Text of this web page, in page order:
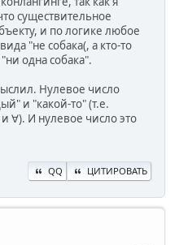
существительное
и по логике любое
"не собака(, а кто-то
одна собака".
Нулевое число
и "какой-то" (т.е.
∀). И нулевое число это
QQ ЦИТИРОВАТЬ